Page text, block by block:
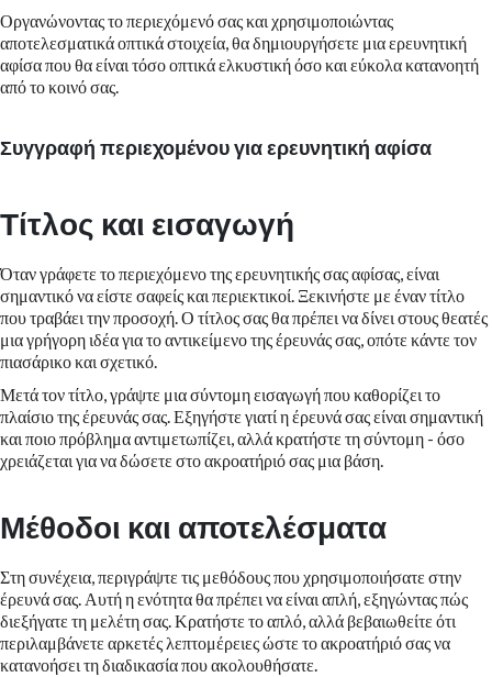
Οργανώνοντας το περιεχόμενό σας και χρησιμοποιώντας
αποτελεσματικά οπτικά στοιχεία, θα δημιουργήσετε μια ερευνητική
αφίσα που θα είναι τόσο οπτικά ελκυστική όσο και εύκολα κατανοητή
από το κοινό σας.
Συγγραφή περιεχομένου για ερευνητική αφίσα
Τίτλος και εισαγωγή
Όταν γράφετε το περιεχόμενο της ερευνητικής σας αφίσας, είναι
σημαντικό να είστε σαφείς και περιεκτικοί. Ξεκινήστε με έναν τίτλο
που τραβάει την προσοχή. Ο τίτλος σας θα πρέπει να δίνει στους θεατές
μια γρήγορη ιδέα για το αντικείμενο της έρευνάς σας, οπότε κάντε τον
πιασάρικο και σχετικό.
Μετά τον τίτλο, γράψτε μια σύντομη εισαγωγή που καθορίζει το
πλαίσιο της έρευνάς σας. Εξηγήστε γιατί η έρευνά σας είναι σημαντική
και ποιο πρόβλημα αντιμετωπίζει, αλλά κρατήστε τη σύντομη - όσο
χρειάζεται για να δώσετε στο ακροατήριό σας μια βάση.
Μέθοδοι και αποτελέσματα
Στη συνέχεια, περιγράψτε τις μεθόδους που χρησιμοποιήσατε στην
έρευνά σας. Αυτή η ενότητα θα πρέπει να είναι απλή, εξηγώντας πώς
διεξήγατε τη μελέτη σας. Κρατήστε το απλό, αλλά βεβαιωθείτε ότι
περιλαμβάνετε αρκετές λεπτομέρειες ώστε το ακροατήριό σας να
κατανοήσει τη διαδικασία που ακολουθήσατε.